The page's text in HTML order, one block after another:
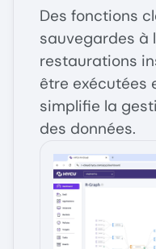
Des fonctions
sauvegardes à
restaurations
être exécutées
simplifie la
des données.